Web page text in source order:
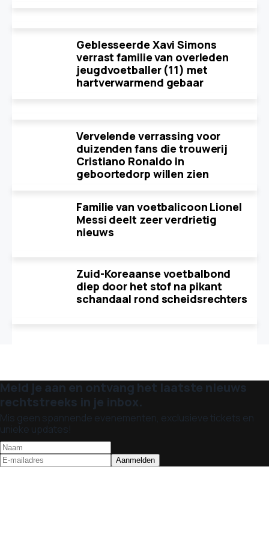
Geblesseerde Xavi Simons
verrast familie van overleden
jeugdvoetballer (11) met
hartverwarmend gebaar
Vervelende verrassing voor
duizenden fans die trouwerij
Cristiano Ronaldo in
geboortedorp willen zien
Familie van voetbalicoon Lionel
Messi deelt zeer verdrietig
nieuws
Zuid-Koreaanse voetbalbond
diep door het stof na pikant
schandaal rond scheidsrechters
Meld je aan en ontvang het laatste nieuws
rechtstreeks in je inbox.
Mis geen spannende evenementen, exclusieve tickets en
unieke updates!